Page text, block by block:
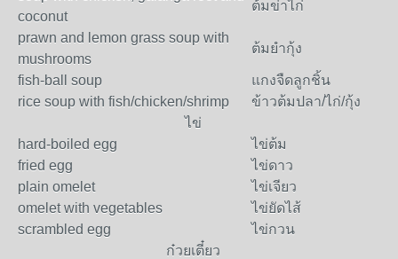
coconut
ต้มข่าไก่
prawn and lemon grass soup with
mushrooms
ต้มยำกุ้ง
fish-ball soup
แกงจืดลูกชิ้น
rice soup with fish/chicken/shrimp
ข้าวต้มปลา/ไก่/กุ้ง
ไข่
hard-boiled egg
ไข่ต้ม
fried egg
ไข่ดาว
plain omelet
ไข่เจียว
omelet with vegetables
ไข่ยัดไส้
scrambled egg
ไข่กวน
ก๋วยเตี๋ยว